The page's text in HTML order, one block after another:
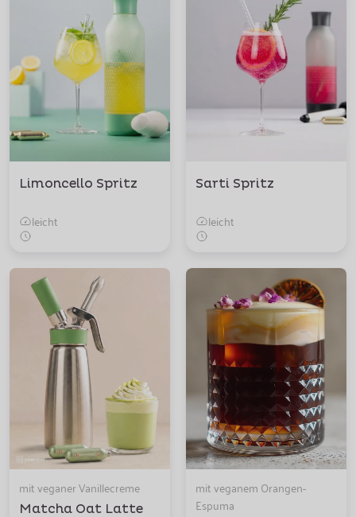
Limoncello Spritz
leicht
Sarti Spritz
leicht
mit veganer Vanillecreme
Matcha Oat Latte
mit veganem Orangen-
Espuma